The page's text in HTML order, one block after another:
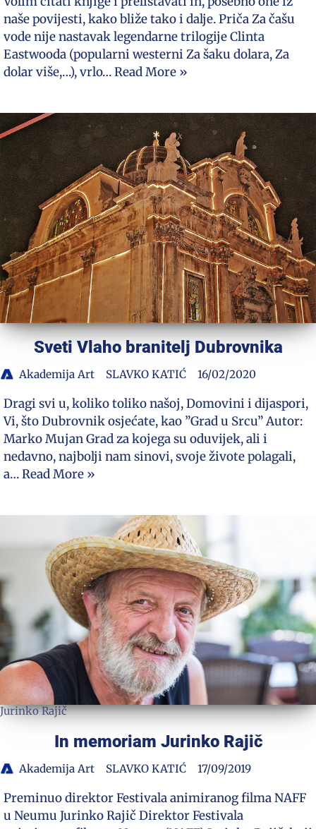
naše povijesti, kako bliže tako i dalje. Priča Za čašu
vode nije nastavak legendarne trilogije Clinta
Eastwooda (popularni westerni Za šaku dolara, Za
dolar više,…), vrlo…Read More »
Sveti Vlaho branitelj Dubrovnika
Akademija Art SLAVKO KATIĆ 16/02/2020
Dragi svi u, koliko toliko našoj, Domovini i dijaspori,
Vi, što Dubrovnik osjećate, kao ”Grad u Srcu” Autor:
Marko Mujan Grad za kojega su oduvijek, ali i
nedavno, najbolji nam sinovi, svoje živote polagali,
a…Read More »
Jurinko Rajič
In memoriam Jurinko Rajič
Akademija Art SLAVKO KATIĆ 17/09/2019
Preminuo direktor Festivala animiranog filma NAFF
u Neumu Jurinko Rajič Direktor Festivala